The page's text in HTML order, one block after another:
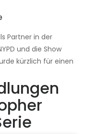
Partner in der
und die Show
kürzlich für einen